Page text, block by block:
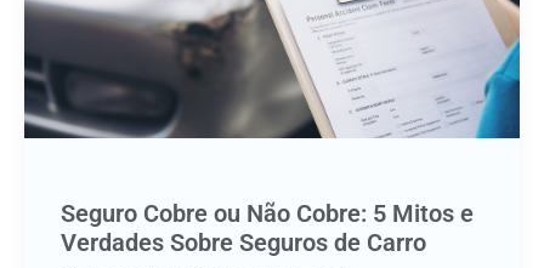
Seguro Cobre ou Não Cobre: 5 Mitos e
Verdades Sobre Seguros de Carro